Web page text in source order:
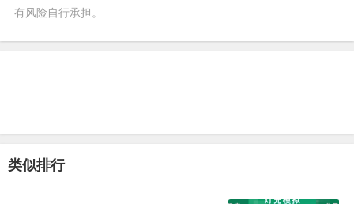
有风险自行承担。
类似排行